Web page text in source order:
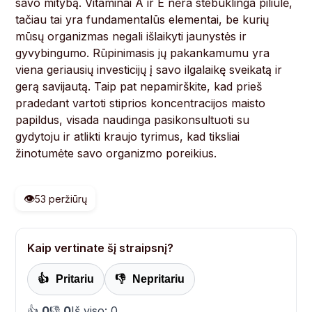
savo mitybą. Vitaminai A ir E nėra stebuklinga piliulė,
tačiau tai yra fundamentalūs elementai, be kurių
mūsų organizmas negali išlaikyti jaunystės ir
gyvybingumo. Rūpinimasis jų pakankamumu yra
viena geriausių investicijų į savo ilgalaikę sveikatą ir
gerą savijautą. Taip pat nepamirškite, kad prieš
pradedant vartoti stiprios koncentracijos maisto
papildus, visada naudinga pasikonsultuoti su
gydytoju ir atlikti kraujo tyrimus, kad tiksliai
žinotumėte savo organizmo poreikius.
👁️53 peržiūrų
Kaip vertinate šį straipsnį?
👍 Pritariu 👎 Nepritariu